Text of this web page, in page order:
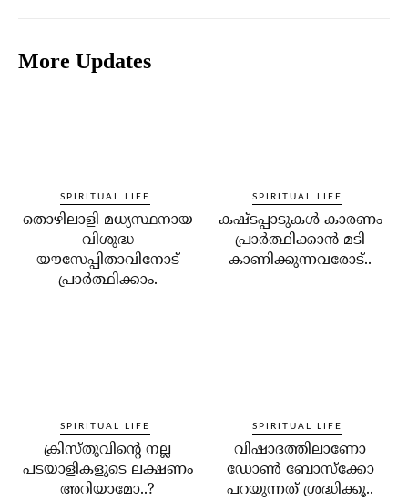
More Updates
SPIRITUAL LIFE
തൊഴിലാളി മധ്യസ്ഥനായ
വിശുദ്ധ
യൗസേപ്പിതാവിനോട്
പ്രാര്‍ത്ഥിക്കാം.
SPIRITUAL LIFE
കഷ്ടപ്പാടുകള്‍ കാരണം
പ്രാര്‍ത്ഥിക്കാന്‍ മടി
കാണിക്കുന്നവരോട്..
SPIRITUAL LIFE
ക്രിസ്തുവിന്റെ നല്ല
പടയാളികളുടെ ലക്ഷണം
അറിയാമോ..?
SPIRITUAL LIFE
വിഷാദത്തിലാണോ
ഡോണ്‍ ബോസ്‌ക്കോ
പറയുന്നത് ശ്രദ്ധിക്കൂ..